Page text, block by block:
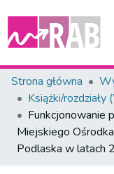
Zespoły i Kolekcje
Statystyka
Całe Repozytorium
Strona główna
Książki/rozdziały
Funkcjonowanie
Miejskiego
Podlaska w